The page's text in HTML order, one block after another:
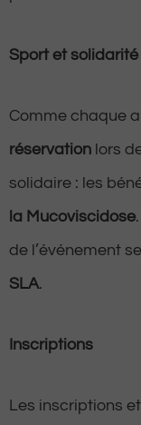
Sport et
Comme chaque
réservation lors
solidaire : les
la Mucoviscidose
de l’événement
SLA.
Inscriptions
Les inscriptions